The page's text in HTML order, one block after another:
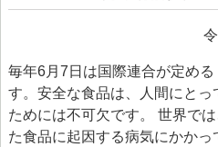
> 新開発食品専門調査会
> 肥料・飼料等専門調査会
毎年6月7日は国際連合が定め
す。安全な食品は、人間にと
ためには不可欠です。 世界で
た食品に起因する病気にかか